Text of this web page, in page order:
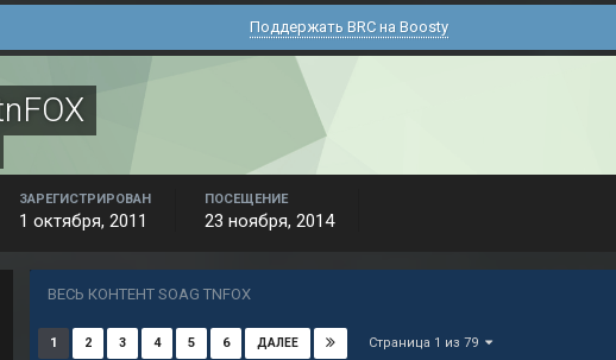
Поддержать BRC на Boosty
ЗАРЕГИСТРИРОВАН
1 октября, 2011
ПОСЕЩЕНИЕ
23 ноября, 2014
ВЕСЬ КОНТЕНТ SOAG TNFOX
1 2 3 4 5 6 ДАЛЕЕ Страница 1 из 79